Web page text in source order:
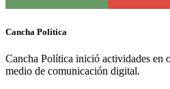
Cancha Política
Cancha Política inició actividades en
medio de comunicación digital.